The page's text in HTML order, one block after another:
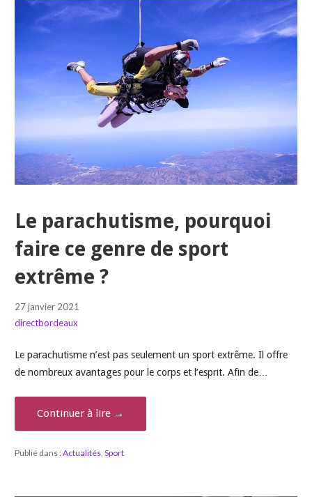
Le parachutisme, pourquoi
faire ce genre de sport
extrême ?
27 janvier 2021
directbordeaux
Le parachutisme n’est pas seulement un sport extrême. Il offre
de nombreux avantages pour le corps et l’esprit. Afin de…
Continuer à lire →
Publié dans :Actualités, Sport